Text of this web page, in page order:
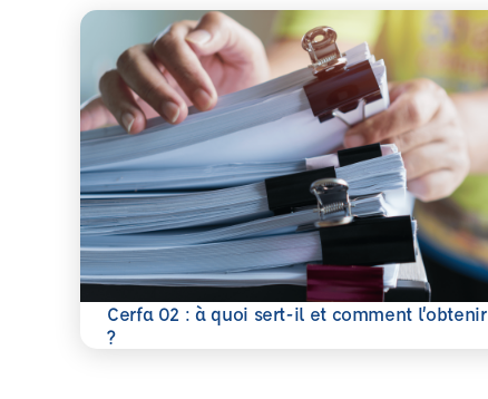
Cerfa 02 : à quoi sert-il et comment l’obtenir
?
En savoir plus